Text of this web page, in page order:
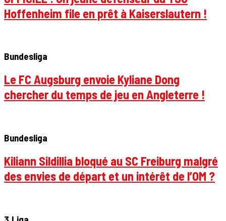
Hoffenheim file en prêt à Kaiserslautern !
Bundesliga
Le FC Augsburg envoie Kyliane Dong
chercher du temps de jeu en Angleterre !
Bundesliga
Kiliann Sildillia bloqué au SC Freiburg malgré
des envies de départ et un intérêt de l’OM ?